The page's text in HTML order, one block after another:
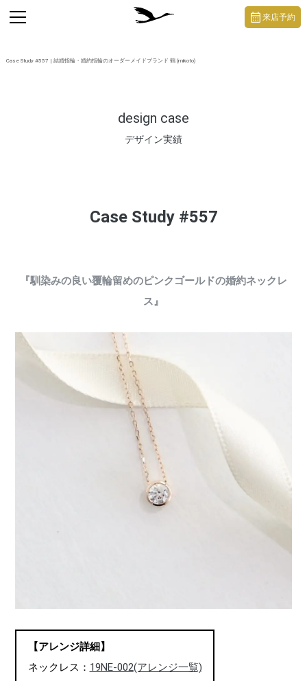
Case Study #557 | 結婚指輪・婚約指輪のオーダーメイドブランド 鶴 (mikoto)
design case
デザイン実績
toggle
navigation
来店予約
Case Study #557
『馴染みの良い覆輪留めのピンクゴールドの婚約ネックレ
ス』
【アレンジ詳細】
ネックレス： 19NE-002(アレンジ一覧)